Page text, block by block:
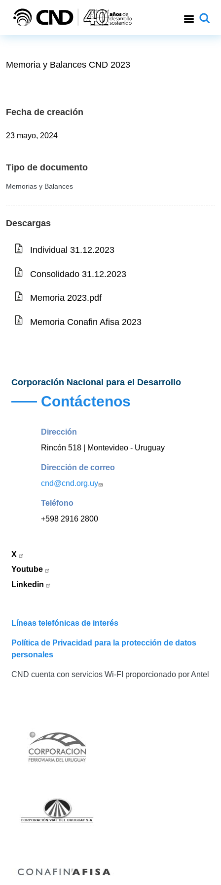
Memoria y Balances CND 2023
Fecha de creación
23 mayo, 2024
Tipo de documento
Memorias y Balances
Descargas
Individual 31.12.2023
Consolidado 31.12.2023
Memoria 2023.pdf
Memoria Conafin Afisa 2023
Corporación Nacional para el Desarrollo
Contáctenos
Dirección
Rincón 518 | Montevideo - Uruguay
Dirección de correo
cnd@cnd.org.uy
Teléfono
+598 2916 2800
X
Youtube
Linkedin
Líneas telefónicas de interés
Política de Privacidad para la protección de datos
personales
CND cuenta con servicios Wi-FI proporcionado por Antel